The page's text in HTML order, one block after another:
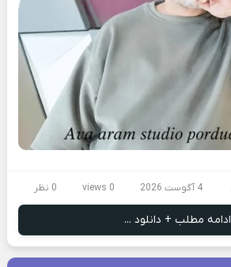
4 آگوست 2026 0 views 0 نظر
ادامه مطلب + دانلود ...